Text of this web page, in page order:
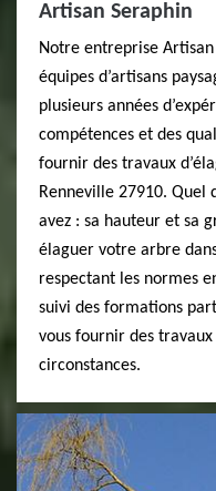
Artisan Seraphin
Notre entreprise
équipes d’artisans
plusieurs années
compétences et des
fournir des travaux
Renneville 27910. Quel
avez : sa hauteur et sa
élaguer votre arbre
respectant les normes
suivi des formations
vous fournir des
circonstances.